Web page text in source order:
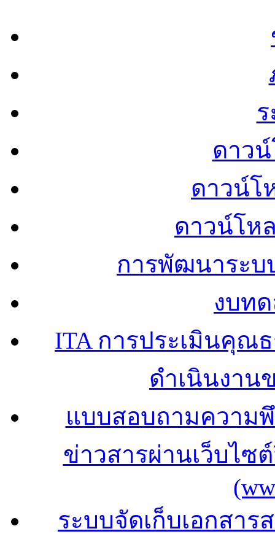
ดาว
ดาวน์โ
ดาวน์โห
การพัฒนาระ
งบท
ITA การประเมินคุณ
ดำเนินงาน
แบบสอบถามความ
ข่าวสารผ่านเว็บไซ
ระบบจัดเก็บเอกสา